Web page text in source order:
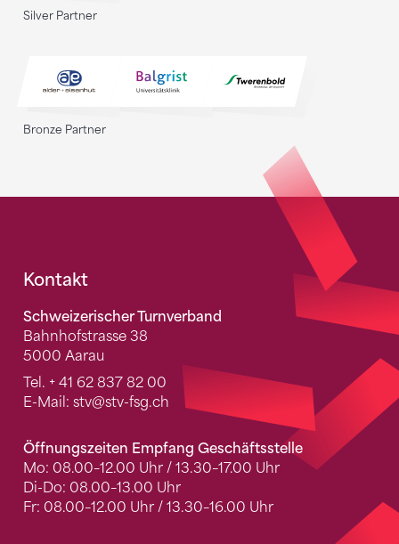
Silver Partner
Bronze Partner
Fusszeile
Kontakt
Schweizerischer Turnverband
Bahnhofstrasse 38
5000 Aarau
Tel. + 41 62 837 82 00
E-Mail: stv@stv-fsg.ch
Öffnungszeiten Empfang Geschäftsstelle
Mo: 08.00–12.00 Uhr / 13.30–17.00 Uhr
Di-Do: 08.00–13.00 Uhr
Fr: 08.00–12.00 Uhr / 13.30–16.00 Uhr